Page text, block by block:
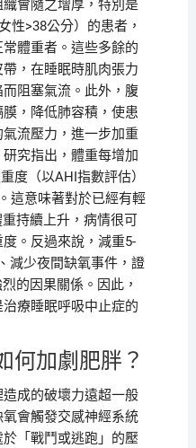
會隨之增厚，特別是
性>38公分）的患者，
體重者。這些多餘的
，在睡眠時肌肉張力
阻塞氣流。此外，腹
，降低肺容積，使患
流壓力，進一步加重
究指出，體重每增加
度（以AHI指數評估）
這意味著對於已經有輕
持續上升，病情很可
。反過來說，減重5-
減少夜間缺氧事件，證
的因果關係。因此，
療睡眠呼吸中止症的
何加劇肥胖？
成的破壞力遠超一般
會觸發交感神經系統
「戰鬥或逃跑」的壓